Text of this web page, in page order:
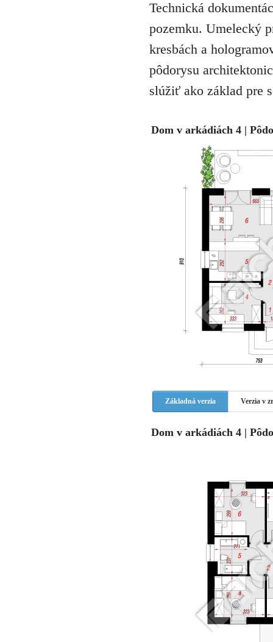
Technická
pozemku. Umelecký
kresbách a
pôdorysu
slúžiť ako základ pre
Dom v arkádiách 4 |
Základná verzia Verzia v
Dom v arkádiách 4 |